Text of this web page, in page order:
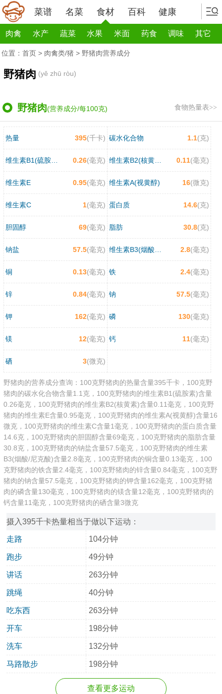
菜谱 名菜 食材 百科 健康
肉禽 水产 蔬菜 水果 米面 药食 调味 其它
位置： 首页 > 肉禽类/猪 > 野猪肉营养成分
野猪肉 (yě zhū ròu)
野猪肉(营养成分/每100克) 食物热量表>>
热量 395(千卡) 碳水化合物 1.1(克)
维生素B1(硫胺素) 0.26(毫克) 维生素B2(核黄素) 0.11(毫克)
维生素E 0.95(毫克) 维生素A(视黄醇) 16(微克)
维生素C 1(毫克) 蛋白质 14.6(克)
胆固醇 69(毫克) 脂肪 30.8(克)
钠盐 57.5(毫克) 2.8(毫克)
铜 0.13(毫克) 铁 2.4(毫克)
锌 0.84(毫克) 钠 57.5(毫克)
钾 162(毫克) 磷 130(毫克)
镁 12(毫克) 钙 11(毫克)
硒 3(微克)
野猪肉的营养成分查询：100克野猪肉的热量含量395千卡，100克野
猪肉的碳水化合物含量1.1克，100克野猪肉的维生素B1(硫胺素)含量
0.26毫克，100克野猪肉的维生素B2(核黄素)含量0.11毫克，100克野
猪肉的维生素E含量0.95毫克，100克野猪肉的维生素A(视黄醇)含量16
微克，100克野猪肉的维生素C含量1毫克，100克野猪肉的蛋白质含量
14.6克，100克野猪肉的胆固醇含量69毫克，100克野猪肉的脂肪含量
30.8克，100克野猪肉的钠盐含量57.5毫克，100克野猪肉的维生素
B3(烟酸/尼克酸)含量2.8毫克，100克野猪肉的铜含量0.13毫克，100
克野猪肉的铁含量2.4毫克，100克野猪肉的锌含量0.84毫克，100克野
猪肉的钠含量57.5毫克，100克野猪肉的钾含量162毫克，100克野猪
肉的磷含量130毫克，100克野猪肉的镁含量12毫克，100克野猪肉的
钙含量11毫克，100克野猪肉的硒含量3微克
摄入395千卡热量相当于做以下运动：
走路 104分钟
跑步 49分钟
讲话 263分钟
跳绳 40分钟
吃东西 263分钟
开车 198分钟
洗车 132分钟
马路散步 198分钟
查看更多运动